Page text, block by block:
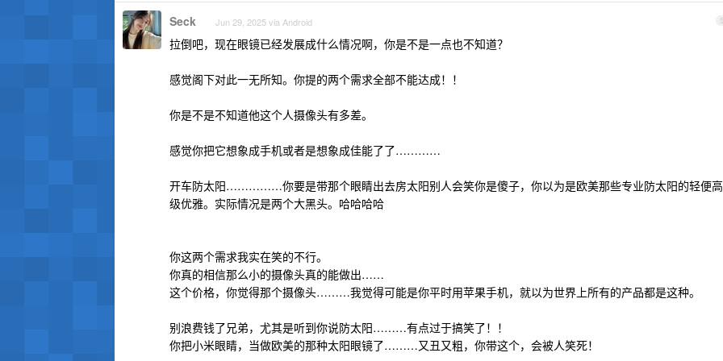
5
Seck Jun 29, 2025 via Android
拉倒吧，现在眼镜已经发展成什么情况啊，你是不是一点也不知道？
感觉阁下对此一无所知。你提的两个需求全部不能达成！！
你是不是不知道他这个人摄像头有多差。
感觉你把它想象成手机或者是想象成佳能了了…………
开车防太阳……………你要是带那个眼睛出去房太阳别人会笑你是傻子，你以为是欧美那些专业防太阳的轻便高
级优雅。实际情况是两个大黑头。哈哈哈哈
你这两个需求我实在笑的不行。
你真的相信那么小的摄像头真的能做出……
这个价格，你觉得那个摄像头………我觉得可能是你平时用苹果手机，就以为世界上所有的产品都是这种。
别浪费钱了兄弟，尤其是听到你说防太阳………有点过于搞笑了！！
你把小米眼睛，当做欧美的那种太阳眼镜了………又丑又粗，你带这个，会被人笑死！